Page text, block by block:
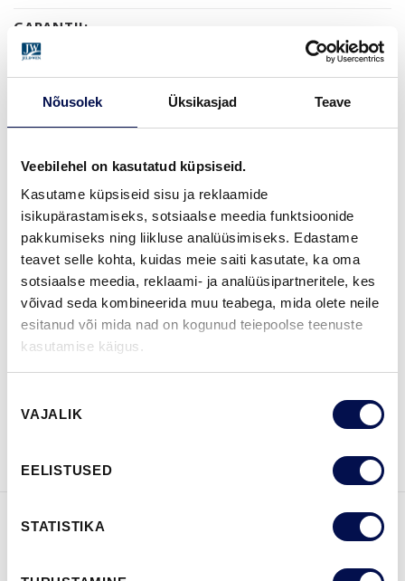
Nõusolek Üksikasjad Teave
Veebilehel on kasutatud küpsiseid.
Kasutame küpsiseid sisu ja reklaamide
isikupärastamiseks, sotsiaalse meedia funktsioonide
pakkumiseks ning liikluse analüüsimiseks. Edastame
teavet selle kohta, kuidas meie saiti kasutate, ka oma
sotsiaalse meedia, reklaami- ja analüüsipartneritele, kes
võivad seda kombineerida muu teabega, mida olete neile
esitanud või mida nad on kogunud teiepoolse teenuste
kasutamise käigus.
valik
VAJALIK
EELISTUSED
STATISTIKA
GARANTII:
2-AASTANE TOOTEGARANTII
VIIMISTLUS (2)
MÕÕDUD
LEIA EDASIMÜÜJA
VAATA
Võta meiega